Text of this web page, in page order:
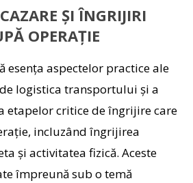
ȘI ÎNGRIJIRI
OPERAȚIE
esența aspectelor practice ale
logistica transportului și a
etapelor critice de îngrijire care
incluzând îngrijirea
și activitatea fizică. Aceste
împreună sub o temă